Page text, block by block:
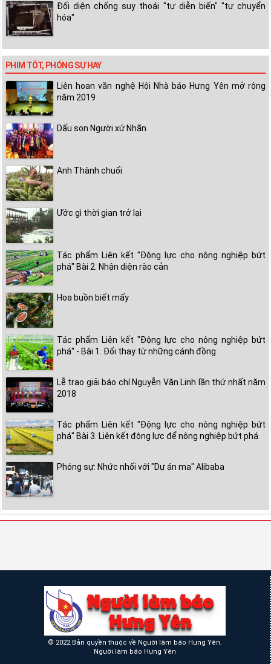
Đối diện chống suy thoái "tự diễn biến" "tự chuyển
hóa"
PHIM TỐT, PHÓNG SỰ HAY
Liên hoan văn nghệ Hội Nhà báo Hưng Yên mở rộng
năm 2019
Dấu son Người xứ Nhãn
Anh Thành chuối
Ước gì thời gian trở lại
Tác phẩm Liên kết "Động lực cho nông nghiệp bứt
phá" Bài 2. Nhận diện rào cản
Hoa buồn biết mấy
Tác phẩm Liên kết "Động lực cho nông nghiệp bứt
phá" - Bài 1. Đổi thay từ những cánh đồng
Lễ trao giải báo chí Nguyễn Văn Linh lần thứ nhất năm
2018
Tác phẩm Liên kết "Động lực cho nông nghiệp bứt
phá" Bài 3. Liên kết động lực để nông nghiệp bứt phá
Phóng sự: Nhức nhối với "Dự án ma" Alibaba
© 2022 Bản quyền thuộc về Người làm báo Hưng Yên.
Người làm báo Hưng Yên